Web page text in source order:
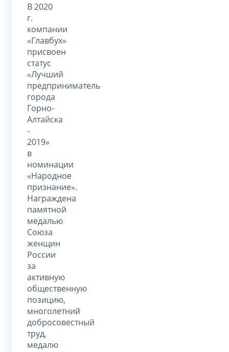
В 2020
г.
компании
«Главбух»
присвоен
статус
«Лучший
предприниматель
города
Горно-
Алтайска
-
2019»
в
номинации
«Народное
признание».
Награждена
памятной
медалью
Союза
женщин
России
за
активную
общественную
позицию,
многолетний
добросовестный
труд,
медалю